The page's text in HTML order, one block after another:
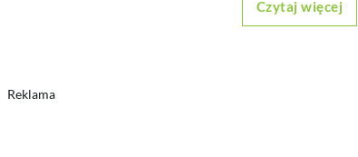
Czytaj więcej
Reklama